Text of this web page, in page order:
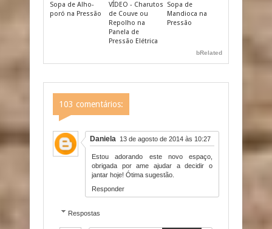
Sopa de Alho-
poró na Pressão
VÍDEO - Charutos
de Couve ou
Repolho na
Panela de
Pressão Elétrica
Sopa de
Mandioca na
Pressão
bRelated
103 comentários:
Daniela 13 de agosto de 2014 às 10:27
Estou adorando este novo espaço,
obrigada por ame ajudar a decidir o
jantar hoje! Ótima sugestão.
Responder
Respostas